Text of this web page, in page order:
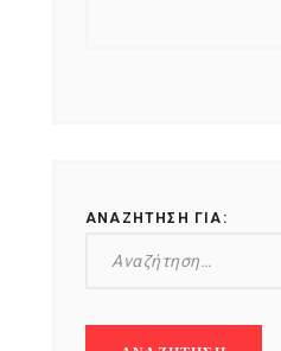
ΑΝΑΖΉΤΗΣΗ ΓΙΑ: